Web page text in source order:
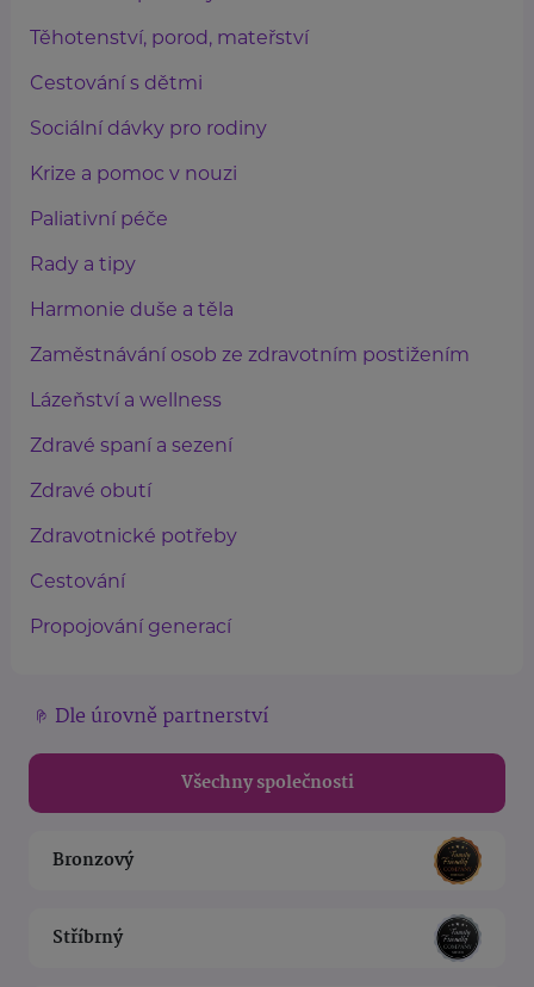
Těhotenství, porod, mateřství
Cestování s dětmi
Sociální dávky pro rodiny
Krize a pomoc v nouzi
Paliativní péče
Rady a tipy
Harmonie duše a těla
Zaměstnávání osob ze zdravotním postižením
Lázeňství a wellness
Zdravé spaní a sezení
Zdravé obutí
Zdravotnické potřeby
Cestování
Propojování generací
Dle úrovně partnerství
Všechny společnosti
Bronzový
Stříbrný